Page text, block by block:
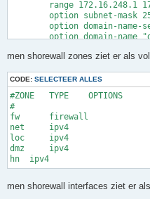
#	option netbios-name-servers 192.168.1.3;
	get-lease-hostnames true;
	use-host-decl-names true;
	default-lease-time 600;
	max-lease-time 7200;
	}
# hamnet
group {
	option domain-name-servers 8.8.8.8 , 8.8.4.4;
	option domain-name "local.jenp.net";
	option routers 172.16.0.1;
men shorewall zones ziet er als
CODE: SELECTEER ALLES
#ZONE	TYPE	OPTIONS			IN			OUT
#					OPTIONS			OPTIONS
fw	firewall
net	ipv4
loc	ipv4
dmz	ipv4
men shorewall interfaces ziet er